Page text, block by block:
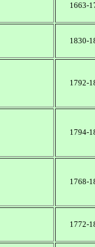
1663-
1830-
1792-
1794-
1768-
1772-